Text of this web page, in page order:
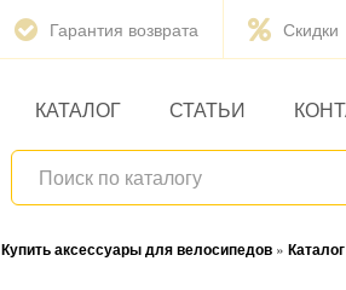
Гарантия возврата Скидки
КАТАЛОГ СТАТЬИ
Купить аксессуары для велосипедов » Каталог